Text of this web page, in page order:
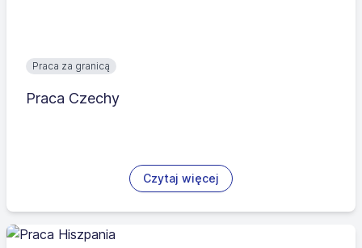
Praca za granicą
Praca Czechy
Czytaj więcej